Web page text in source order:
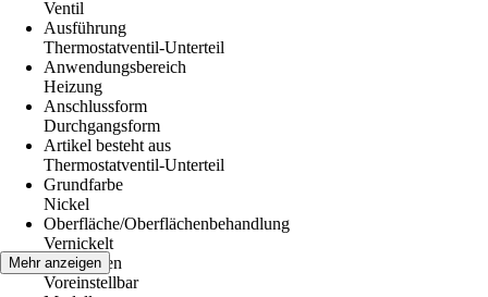
Ventil
Ausführung
Thermostatventil-Unterteil
Anwendungsbereich
Heizung
Anschlussform
Durchgangsform
Artikel besteht aus
Thermostatventil-Unterteil
Grundfarbe
Nickel
Oberfläche/Oberflächenbehandlung
Vernickelt
Funktionen
Voreinstellbar
Mehr anzeigen